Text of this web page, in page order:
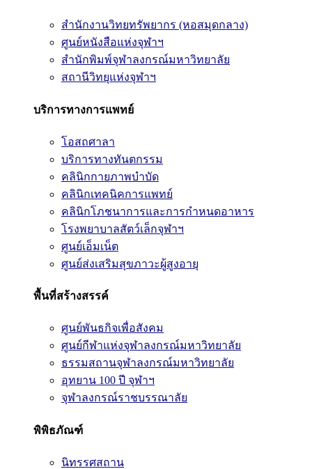
สำนักงานวิทยทรัพยากร (หอสมุดกลาง)
ศูนย์หนังสือแห่งจุฬาฯ
สำนักพิมพ์จุฬาลงกรณ์มหาวิทยาลัย
สถานีวิทยุแห่งจุฬาฯ
บริการทางการแพทย์
โอสถศาลา
บริการทางทันตกรรม
คลินิกกายภาพบำบัด
คลินิกเทคนิคการแพทย์
คลินิกโภชนาการและการกำหนดอาหาร
โรงพยาบาลสัตว์เล็กจุฬาฯ
ศูนย์เอ็มเน็ต
ศูนย์ส่งเสริมสุขภาวะผู้สูงอายุ
พื้นที่สร้างสรรค์
ศูนย์พันธกิจเพื่อสังคม
ศูนย์กีฬาแห่งจุฬาลงกรณ์มหาวิทยาลัย
ธรรมสถานจุฬาลงกรณ์มหาวิทยาลัย
อุทยาน 100 ปี จุฬาฯ
จุฬาลงกรณ์ราชบรรณาลัย
พิพิธภัณฑ์
นิทรรศสถาน